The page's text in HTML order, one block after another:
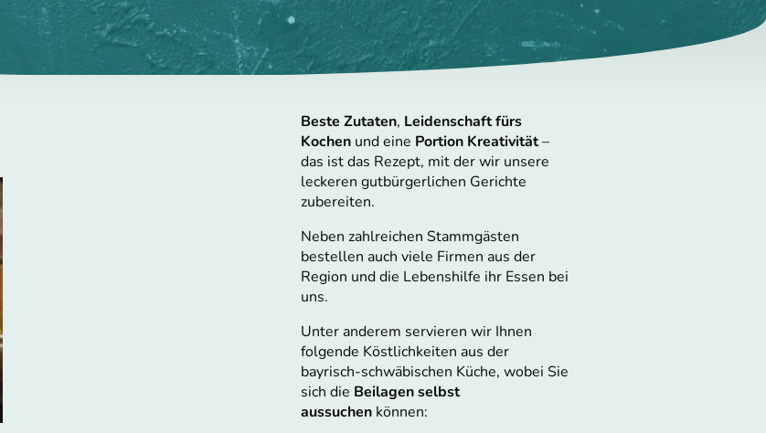
Beste Zutaten, Leidenschaft fürs
Kochenund eine Portion Kreativität–
das ist das Rezept, mit der wir unsere
leckeren gutbürgerlichen Gerichte
zubereiten.
Neben zahlreichen Stammgästen
bestellen auch viele Firmen aus der
Region und die Lebenshilfe ihr Essen bei
uns.
Unter anderem servieren wir Ihnen
folgende Köstlichkeiten aus der
bayrisch-schwäbischen Küche, wobei Sie
sich die Beilagen selbst
aussuchenkönnen: